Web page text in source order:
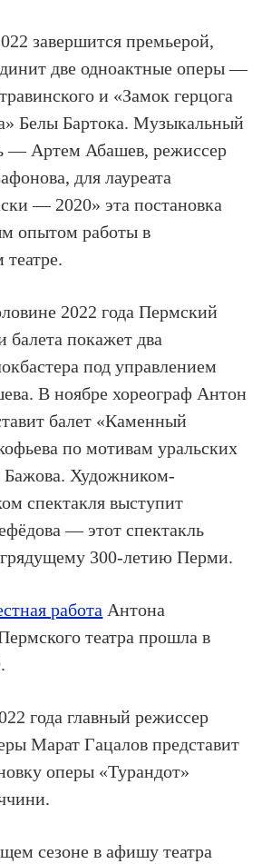
завершится премьерой,
две одноактные оперы —
и «Замок герцога
Белы Бартока. Музыкальный
— Артем Абашев, режиссер
для лауреата
— 2020» эта постановка
опытом работы в
2022 года Пермский
балета покажет два
под управлением
В ноябре хореограф Антон
балет «Каменный
по мотивам уральских
Бажова. Художником-
спектакля выступит
— этот спектакль
300-летию Перми.
работа Антона
театра прошла в
года главный режиссер
Марат Гацалов представит
оперы «Турандот»
сезоне в афишу театра